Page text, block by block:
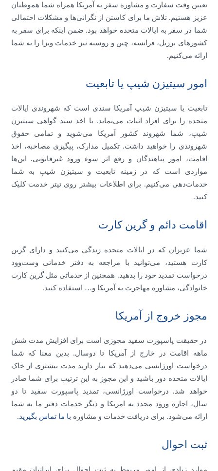
تعیین وقت سفارت و مشاوره سفر به آمریکا همراه شما هموطنان
عزیز هستیم. تلاش ما برای کاستن از نگرانی‌ها و مشکلات احتمالی
شما در سفر به ایالات متحده خواهد بود. ضمن اینکه برای سفر به
کشورهای برزیل، فرانسه، چین و روسیه نیز خدمات ویزا را به شما
ارائه می‌کنیم.
امور سیتیزن شیپ یا تابعیت
تابعیت یا سیتیزن شیپ آمریکا سندی است که شهروندی ایالات
متحده را برای افراد اثبات می‌نماید. با اخذ سند گواهی سیتیزن
شیپ، شما شهروند کشور آمریکا می‌شوید و تمامی حقوق
شهروندی را خواهید داشت. تکمیل مدارک، پیگیری مصاحبه، اخذ
اقامت، امور پناهندگان و رفع اثر سوء ورود غیرقانونی. این‌ها
مواردی است که در زمینه تابعیت و سیتیزن شیپ به شما
خدمات‌دهی می‌کنیم. برای اطلاعات بیشتر روی تیتر خدمت کلیک
کنید.
اقامت دائم و گرین کارت
شما عزیزان که در ایالات متحده زندگی می‌کنید و دارای گرین
کارت هستید، می‌توانید با مراجعه به دفتر خدماتی وست‌وود
درخواست تمدید خود را بدهید. همچنین از خدماتی مثل گرین کارت
خانوادگی، مشاوره مهاجرت به آمریکا و… استفاده کنید.
مجوز خروج از آمریکا
در حقیقت پاسپورت سفید مجوزی است برای افزایش مدت شش
ماهه اقامت در خارج از آمریکا تا دوسال. بدین معنا که شما
درخواست اورژانسی می‌دهید که نیاز دارید مدت بیشتری از خاک
ایالات متحده دور باشید و این مجوز به این ترتیب برای شما صادر
خواهد شد. درخواست اورژانسی، تمدید پاسپورت سفید تا دو
سال، اجازه ورود مجدد به امریکا و دیگر خدمات دفتر ما به شما
ارائه می‌شود. برای دریافت خدمات و مشاوره با ما تماس بگیرید.
ثبت احوال
موارد زیادی از امور مربوط به ثبت احوال برای ایرانیان مقیم